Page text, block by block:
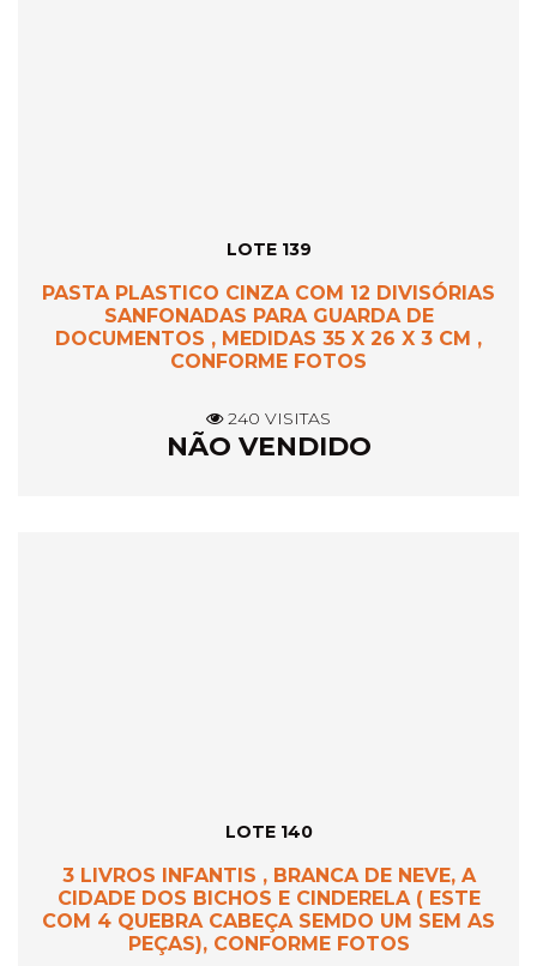
LOTE 139
PASTA PLASTICO CINZA COM 12 DIVISÓRIAS
SANFONADAS PARA GUARDA DE
DOCUMENTOS , MEDIDAS 35 X 26 X 3 CM ,
CONFORME FOTOS
240 VISITAS
NÃO VENDIDO
LOTE 140
3 LIVROS INFANTIS , BRANCA DE NEVE, A
CIDADE DOS BICHOS E CINDERELA ( ESTE
COM 4 QUEBRA CABEÇA SEMDO UM SEM AS
PEÇAS), CONFORME FOTOS